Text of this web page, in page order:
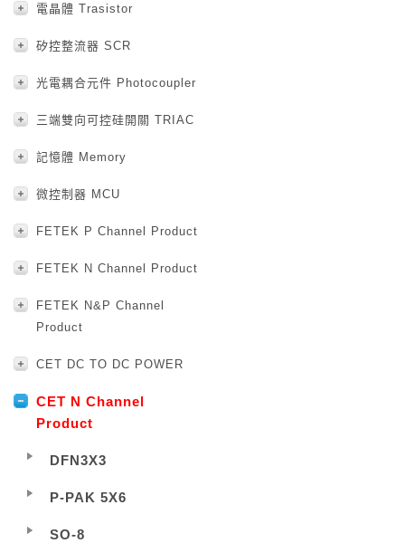
電晶體 Trasistor
矽控整流器 SCR
光電耦合元件 Photocoupler
三端雙向可控硅開關 TRIAC
記憶體 Memory
微控制器 MCU
FETEK P Channel Product
FETEK N Channel Product
FETEK N&P Channel
Product
CET DC TO DC POWER
CET N Channel
Product
DFN3X3
P-PAK 5X6
SO-8